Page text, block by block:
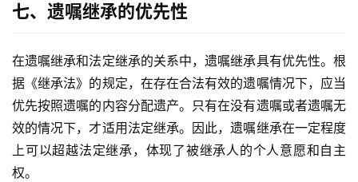
七、遗嘱继承的优先性
在遗嘱继承和法定继承的关系中，遗嘱继承具有优先性。根
据《继承法》的规定，在存在合法有效的遗嘱情况下，应当
优先按照遗嘱的内容分配遗产。只有在没有遗嘱或者遗嘱无
效的情况下，才适用法定继承。因此，遗嘱继承在一定程度
上可以超越法定继承，体现了被继承人的个人意愿和自主
权。